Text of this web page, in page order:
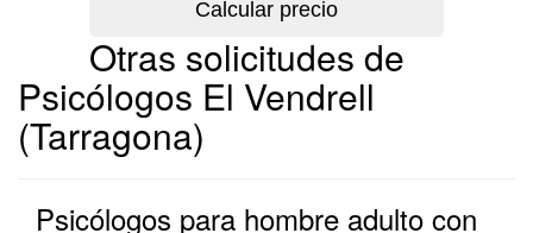
Otras solicitudes de
Psicólogos El Vendrell
(Tarragona)
Psicólogos para hombre adulto con